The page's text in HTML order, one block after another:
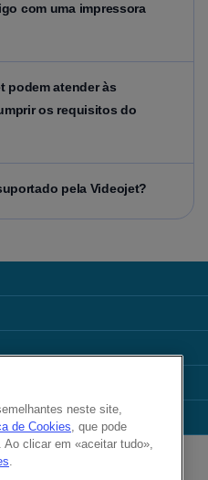
com uma impressora
podem atender às
os requisitos do
pela Videojet?
neste site,
de Cookies, que pode
. Ao clicar em «aceitar tudo»,
.